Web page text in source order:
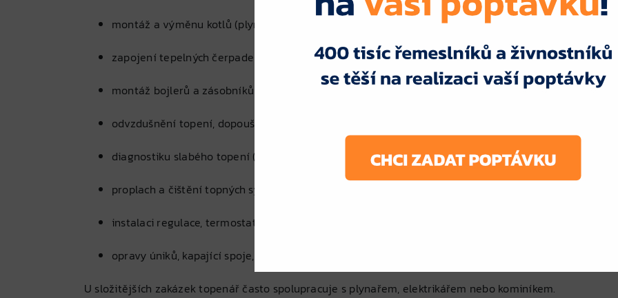
montáž a výměnu kotlů (plynové, na tuhá paliva, elektrokotle)
zapojení tepelných čerpadel (ve spolupráci se specializovanou firmou)
montáž bojlerů a zásobníků teplé vody (podle typu systému)
odvzdušnění topení, dopouštění, vyvážení soustavy
diagnostiku slabého topení (studené radiátory, špatná cirkulace)
proplach a čištění topných systémů, odstranění kalů
instalaci regulace, termostatů, směšovacích ventilů
opravy úniků, kapající spoje, výměnu čerpadel a armatur
U složitějších zakázek topenář často spolupracuje s plynařem, elektrikářem nebo kominíkem.